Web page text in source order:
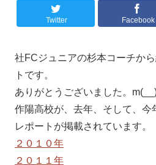
Twitter Facebook
社FCジュニアの杉本コーチか
トです。
ありがとうございました。
作陽高校が、去年、そして、今
レポートが掲載されています。
２０１０年
２０１１年